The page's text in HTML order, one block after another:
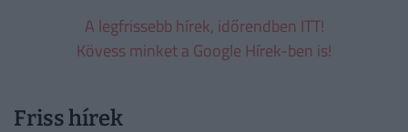
A legfrissebb hírek, időrendben ITT!
Kövess minket a Google Hírek-ben is!
Friss hírek